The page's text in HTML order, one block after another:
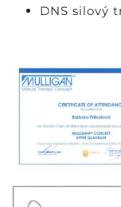
DNS silový